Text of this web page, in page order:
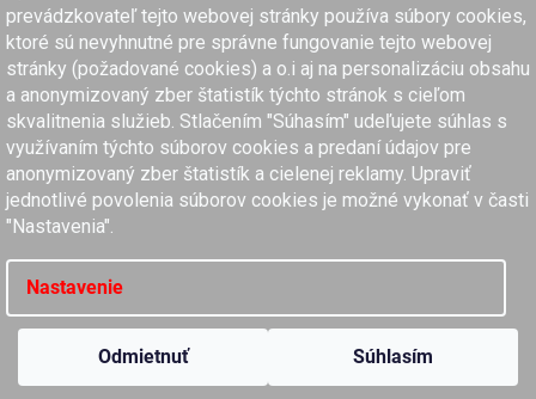
prevádzkovateľ tejto webovej stránky používa súbory cookies,
ktoré sú nevyhnutné pre správne fungovanie tejto webovej
stránky (požadované cookies) a o.i aj na personalizáciu obsahu
a anonymizovaný zber štatistík týchto stránok s cieľom
skvalitnenia služieb. Stlačením "Súhasím" udeľujete súhlas s
využívaním týchto súborov cookies a predaní údajov pre
anonymizovaný zber štatistík a cielenej reklamy. Upraviť
jednotlivé povolenia súborov cookies je možné vykonať v časti
"Nastavenia".
Nastavenie
Odmietnuť Súhlasím
women'secret
SPRINGFIELD